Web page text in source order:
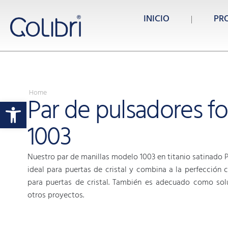
Abrir barra de herramientas
INICIO
Home
Par de pulsadores
1003
Nuestro par de manillas modelo 1003 en titanio satinado
ideal para puertas de cristal y combina a la perfección
para puertas de cristal. También es adecuado como
otros proyectos.